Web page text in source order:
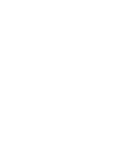
El Parque del
el 28F con rutas
yincanas,